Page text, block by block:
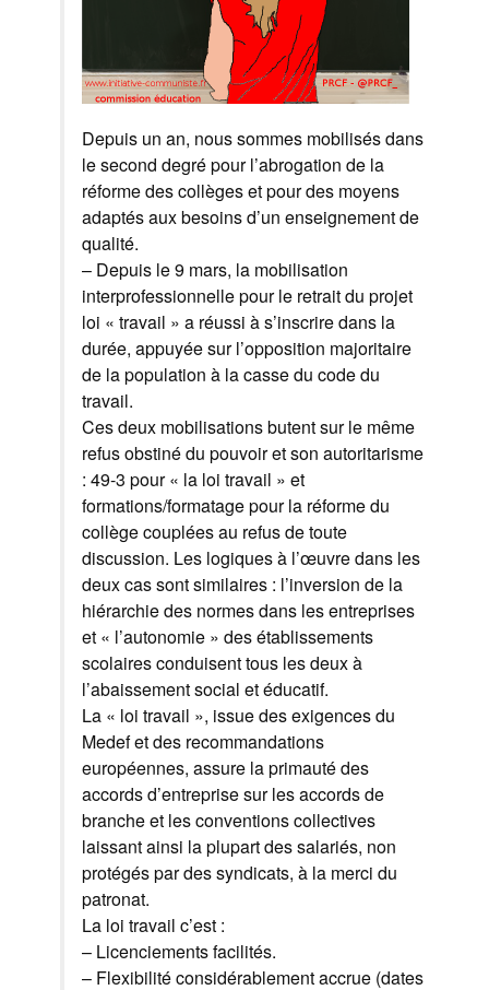
Depuis un an, nous sommes mobilisés dans
le second degré pour l’abrogation de la
réforme des collèges et pour des moyens
adaptés aux besoins d’un enseignement de
qualité.
– Depuis le 9 mars, la mobilisation
interprofessionnelle pour le retrait du projet
loi « travail » a réussi à s’inscrire dans la
durée, appuyée sur l’opposition majoritaire
de la population à la casse du code du
travail.
Ces deux mobilisations butent sur le même
refus obstiné du pouvoir et son autoritarisme
: 49-3 pour « la loi travail » et
formations/formatage pour la réforme du
collège couplées au refus de toute
discussion. Les logiques à l’œuvre dans les
deux cas sont similaires : l’inversion de la
hiérarchie des normes dans les entreprises
et « l’autonomie » des établissements
scolaires conduisent tous les deux à
l’abaissement social et éducatif.
La « loi travail », issue des exigences du
Medef et des recommandations
européennes, assure la primauté des
accords d’entreprise sur les accords de
branche et les conventions collectives
laissant ainsi la plupart des salariés, non
protégés par des syndicats, à la merci du
patronat.
La loi travail c’est :
– Licenciements facilités.
– Flexibilité considérablement accrue (dates